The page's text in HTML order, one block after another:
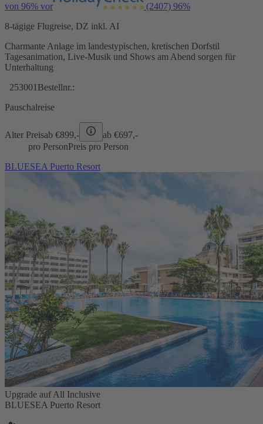
von 96% vor (2407) 96%
8-tägige Flugreise, DZ inkl. AI
Charmante Anlage im landestypischen, kretischen Dorfstil
Tagesanimation, Live-Musik und Shows am Abend sorgen für
Unterhaltung
253001 Bestellnr.:
Pauschalreise
Alter Preisab €899,- ab €697,-
pro PersonPreis pro Person
BLUESEA Puerto Resort
Upgrade auf All Inclusive
BLUESEA Puerto Resort